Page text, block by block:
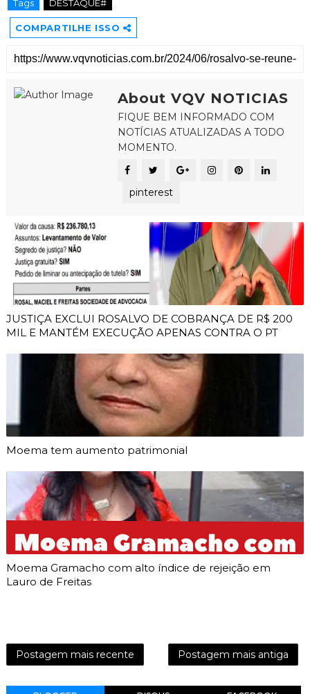
Tags DESTAQUE#
COMPARTILHE ISSO
About VQV NOTICIAS
FIQUE BEM INFORMADO COM
NOTÍCIAS ATUALIZADAS A TODO
MOMENTO.
pinterest
JUSTIÇA EXCLUI ROSALVO DE COBRANÇA DE R$ 200
MIL E MANTÉM EXECUÇÃO APENAS CONTRA O PT
Moema tem aumento patrimonial
Moema Gramacho com alto índice de rejeição em
Lauro de Freitas
Postagem mais recente Postagem mais antiga